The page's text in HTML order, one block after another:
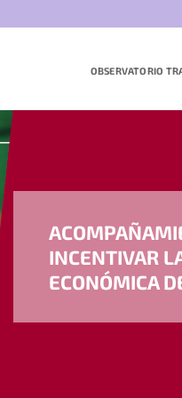
OBSERVATORIO
INCENTIVAR
ECONÓMICA